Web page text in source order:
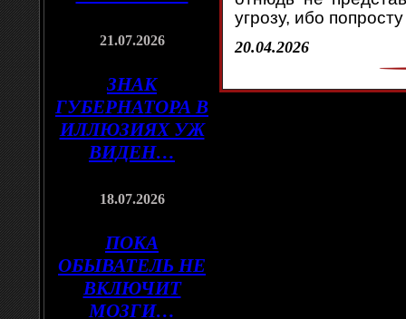
21.07.2026
ЗНАК
ГУБЕРНАТОРА В
ИЛЛЮЗИЯХ УЖ
ВИДЕН…
18.07.2026
ПОКА
ОБЫВАТЕЛЬ НЕ
ВКЛЮЧИТ
МОЗГИ…
угрозу, ибо
20.04.2026